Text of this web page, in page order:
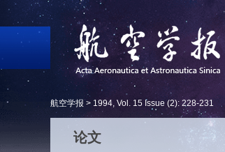
航空学报 > 1994, Vol. 15 Issue (2): 228-231
论文